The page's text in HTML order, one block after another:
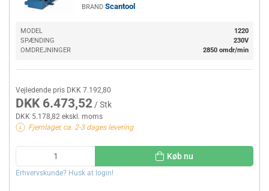
BRAND Scantool
MODEL
1220
SPÆNDING
230V
OMDREJNINGER
2850 omdr/min
Vejledende pris DKK 7.192,80
DKK 6.473,52 / Stk
DKK 5.178,82 ekskl. moms
Fjernlager, ca. 2-3 dages levering
Køb nu
Erhvervskunde? Husk at login!